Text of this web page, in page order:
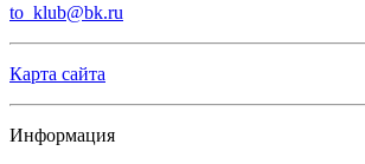
to_klub@bk.ru
Карта сайта
Информация